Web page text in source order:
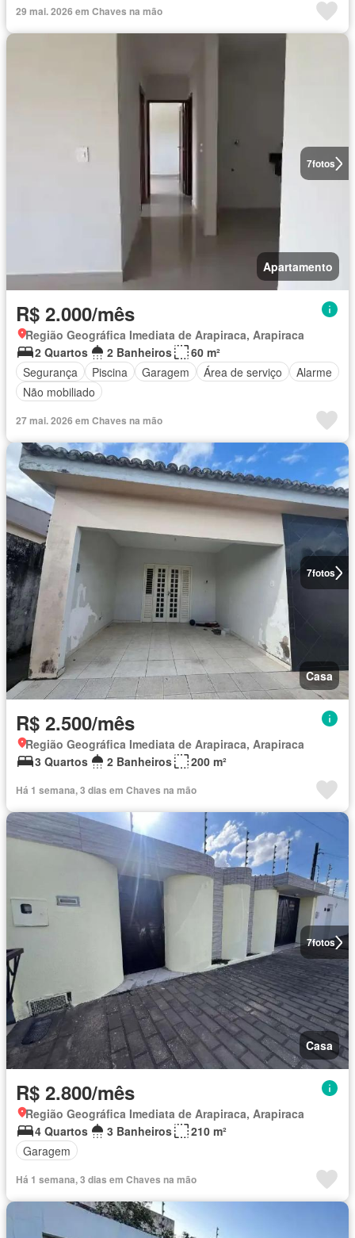
29 mai. 2026 em Chaves na mão
7fotos
Apartamento
R$ 2.000/mês
Região Geográfica Imediata de Arapiraca, Arapiraca
2 Quartos
2 Banheiros
60 m²
Segurança
Piscina Garagem Área de serviço
Alarme
Não mobiliado
27 mai. 2026 em Chaves na mão
7fotos
Casa
R$ 2.500/mês
Região Geográfica Imediata de Arapiraca, Arapiraca
3 Quartos
2 Banheiros 200 m²
Há 1 semana, 3 dias em Chaves na mão
7fotos
Casa
R$ 2.800/mês
Região Geográfica Imediata de Arapiraca, Arapiraca
4 Quartos
3 Banheiros
210 m²
Garagem
Há 1 semana, 3 dias em Chaves na mão